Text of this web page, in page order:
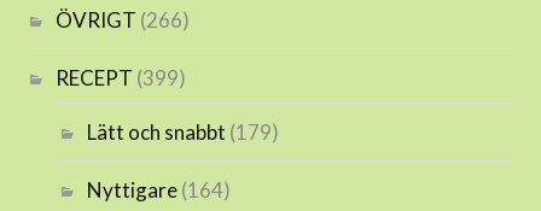
ÖVRIGT (266)
RECEPT (399)
Lätt och snabbt (179)
Nyttigare(164)